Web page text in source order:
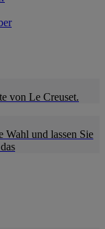
von Le Creuset.
Wahl und lassen Sie